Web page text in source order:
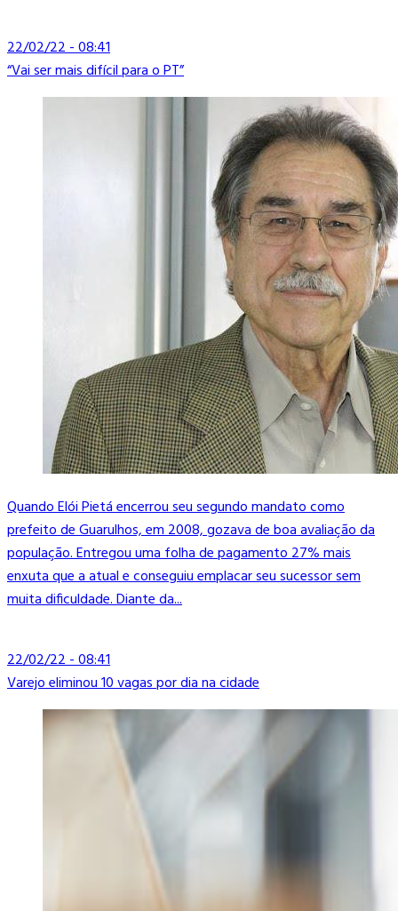
22/02/22 - 08:41
“Vai ser mais difícil para o PT”
Quando Elói Pietá encerrou seu segundo mandato como
prefeito de Guarulhos, em 2008, gozava de boa avaliação da
população. Entregou uma folha de pagamento 27% mais
enxuta que a atual e conseguiu emplacar seu sucessor sem
muita dificuldade. Diante da...
22/02/22 - 08:41
Varejo eliminou 10 vagas por dia na cidade